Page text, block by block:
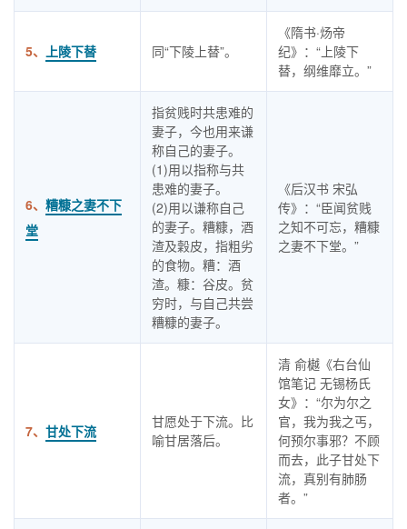
5、 上陵下替 同“下陵上替”。
《隋书·炀帝
纪》：“上陵下
替，纲维靡立。”
6、 糟糠之妻不下
堂
指贫贱时共患难的
妻子，今也用来谦
称自己的妻子。
(1)用以指称与共
患难的妻子。
(2)用以谦称自己
的妻子。糟糠，酒
渣及穀皮，指粗劣
的食物。糟：酒
渣。糠：谷皮。贫
穷时，与自己共尝
糟糠的妻子。
《后汉书 宋弘
传》：“臣闻贫贱
之知不可忘，糟糠
之妻不下堂。”
7、 甘处下流
甘愿处于下流。比
喻甘居落后。
清 俞樾《右台仙
馆笔记 无锡杨氏
女》：“尔为尔之
官，我为我之丐，
何预尔事邪？不顾
而去，此子甘处下
流，真别有肺肠
者。”